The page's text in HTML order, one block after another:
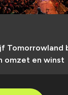
Tomorrowland
omzet en winst